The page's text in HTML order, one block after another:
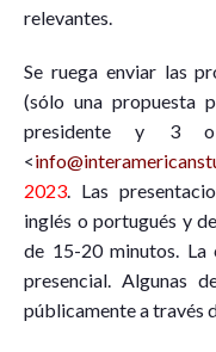
relevantes.
Se ruega enviar las
(sólo una propuesta
presidente y 3 o
<
2023 . Las
inglés o portugués y
de 15-20 minutos. La
presencial. Algunas
públicamente a través